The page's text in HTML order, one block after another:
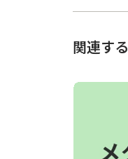
関連す